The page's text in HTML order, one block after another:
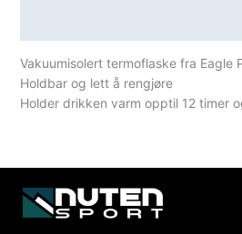
Vakuumisolert termoflaske fra Eagle
Holdbar og lett å rengjøre
Holder drikken varm opptil 12 timer